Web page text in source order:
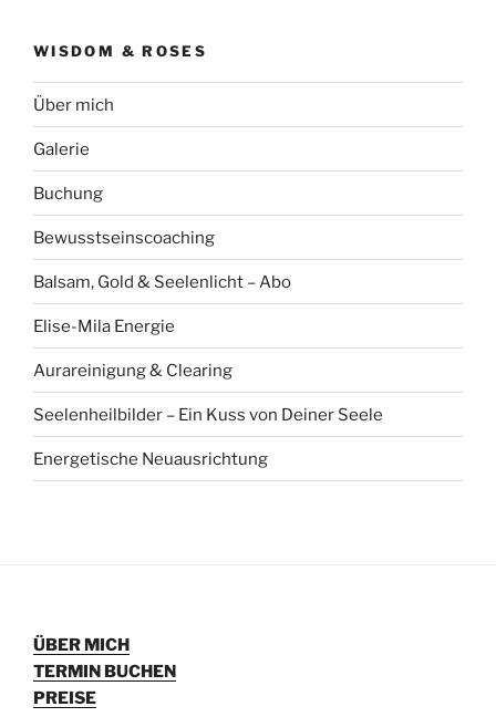
WISDOM & ROSES
Über mich
Galerie
Buchung
Bewusstseinscoaching
Balsam, Gold & Seelenlicht – Abo
Elise-Mila Energie
Aurareinigung & Clearing
Seelenheilbilder – Ein Kuss von Deiner Seele
Energetische Neuausrichtung
ÜBER MICH
TERMIN BUCHEN
PREISE